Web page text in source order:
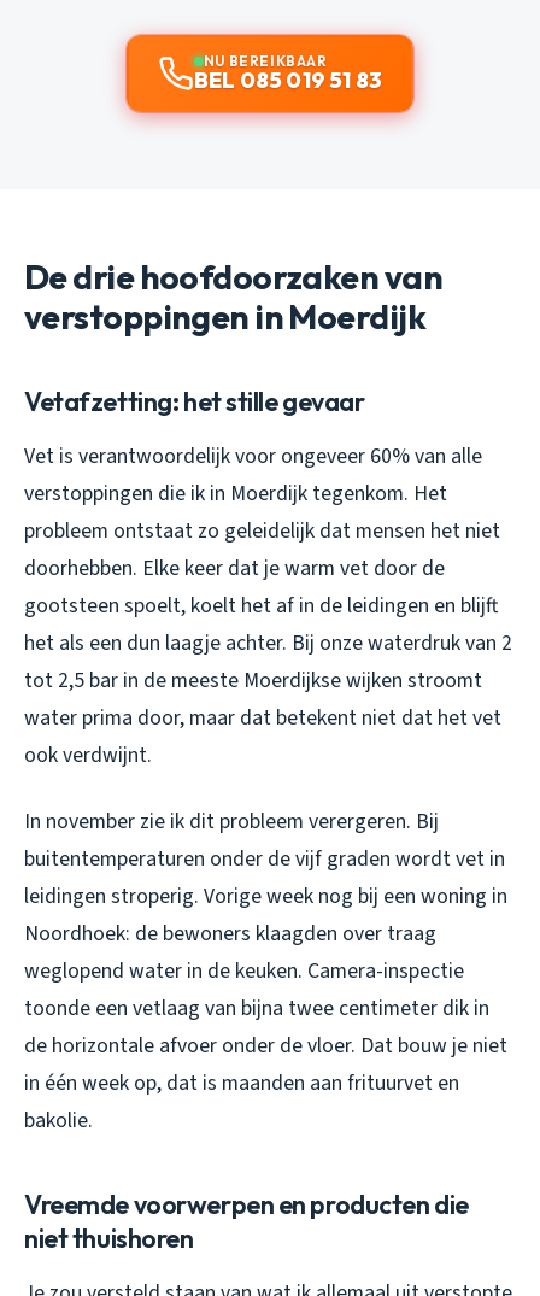
NU BEREIKBAAR
BEL 085 019 51 83
De drie hoofdoorzaken van
verstoppingen in Moerdijk
Vetafzetting: het stille gevaar
Vet is verantwoordelijk voor ongeveer 60% van alle
verstoppingen die ik in Moerdijk tegenkom. Het
probleem ontstaat zo geleidelijk dat mensen het niet
doorhebben. Elke keer dat je warm vet door de
gootsteen spoelt, koelt het af in de leidingen en blijft
het als een dun laagje achter. Bij onze waterdruk van 2
tot 2,5 bar in de meeste Moerdijkse wijken stroomt
water prima door, maar dat betekent niet dat het vet
ook verdwijnt.
In november zie ik dit probleem verergeren. Bij
buitentemperaturen onder de vijf graden wordt vet in
leidingen stroperig. Vorige week nog bij een woning in
Noordhoek: de bewoners klaagden over traag
weglopend water in de keuken. Camera-inspectie
toonde een vetlaag van bijna twee centimeter dik in
de horizontale afvoer onder de vloer. Dat bouw je niet
in één week op, dat is maanden aan frituurvet en
bakolie.
Vreemde voorwerpen en producten die
niet thuishoren